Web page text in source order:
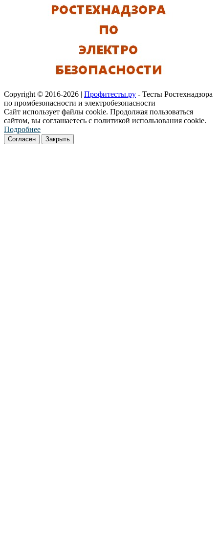
Copyright © 2016-2026 | Профитесты.ру - Тесты Ростехнадзора
по промбезопасности и электробезопасности
Сайт использует файлы cookie. Продолжая пользоваться
сайтом, вы соглашаетесь с политикой использования cookie.
Подробнее
Согласен Закрыть